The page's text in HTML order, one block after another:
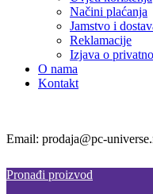
Načini plaćanja
Jamstvo i
Reklamacije
Izjava o
O nama
Kontakt
Email: prodaja@pc-
Pronađi proizvod